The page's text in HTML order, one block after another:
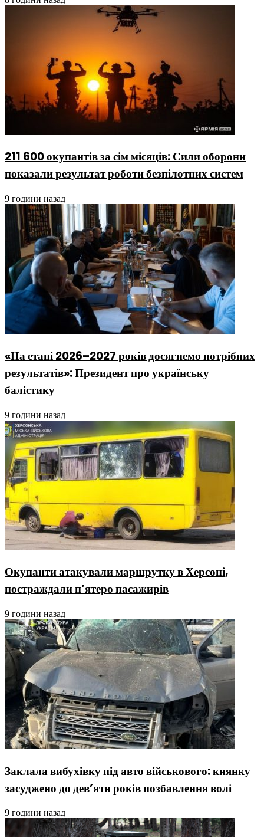
211 600 окупантів за сім місяців: Сили оборони
показали результат роботи безпілотних систем
9 години назад
«На етапі 2026–2027 років досягнемо потрібних
результатів»: Президент про українську
балістику
9 години назад
Окупанти атакували маршрутку в Херсоні,
постраждали п’ятеро пасажирів
9 години назад
Заклала вибухівку під авто військового: киянку
засуджено до дев’яти років позбавлення волі
9 години назад